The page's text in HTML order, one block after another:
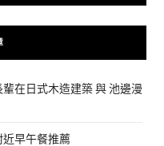
在日式木造建築 與 池邊漫
近早午餐推薦